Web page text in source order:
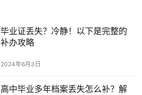
毕业证丢失？冷静！以下是完整的
补办攻略
2024年6月3日
高中毕业多年档案丢失怎么补？解